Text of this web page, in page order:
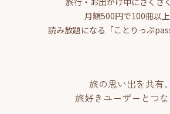
月額500円で100冊以
読み放題になる「ことりっぷ
旅の思い出を共有、
旅好きユーザーとつな